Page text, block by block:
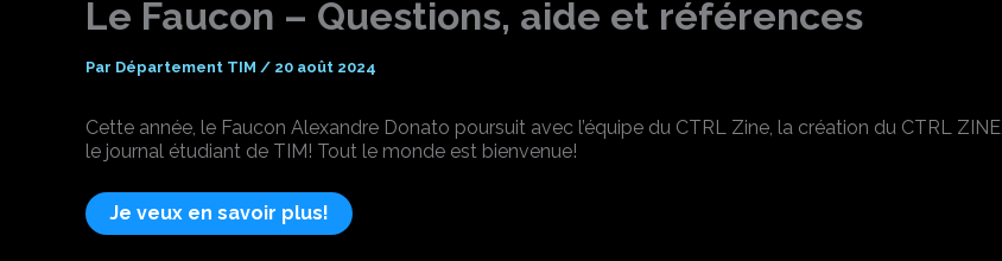
Le Faucon – Questions, aide et références
Par Département TIM / 20 août 2024
Cette année, le Faucon Alexandre Donato poursuit avec l’équipe du CTRL Zine, la création du CTRL ZINE,
le journal étudiant de TIM! Tout le monde est bienvenue!
Je veux en savoir plus!